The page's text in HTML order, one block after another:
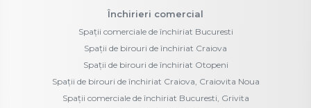
Închirieri comercial
Spații comerciale de închiriat Bucuresti
Spații de birouri de închiriat Craiova
Spații de birouri de închiriat Otopeni
Spații de birouri de închiriat Craiova, Craiovita Noua
Spații comerciale de închiriat Bucuresti, Grivita